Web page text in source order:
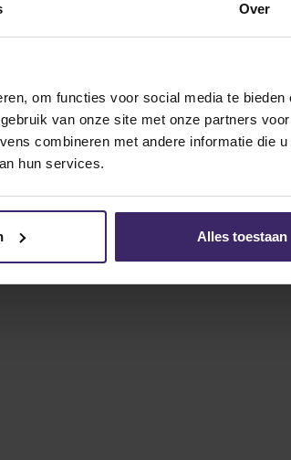
Over
om functies voor social media te bieden
van onze site met onze partners
combineren met andere informatie die
hun services.
Alles toestaan